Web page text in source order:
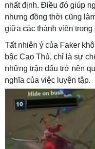
nhất định. Điều đó giúp
nhưng đồng thời cũng
giữa các thành viên trong
Tất nhiên ý của Faker
bậc Cao Thủ, chỉ là sự
những trận đấu trở nên
nghĩa của việc luyện tập.